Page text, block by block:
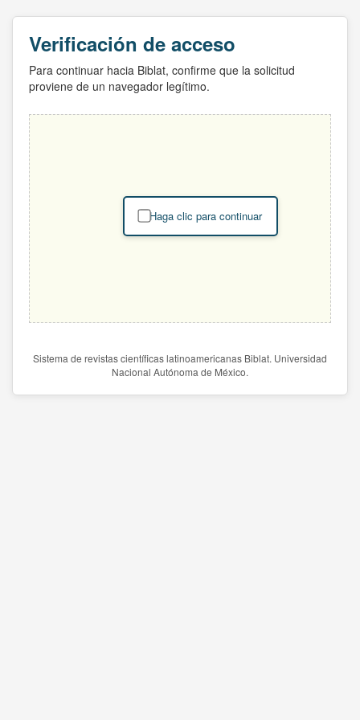
Verificación de acceso
Para continuar hacia Biblat, confirme que la solicitud
proviene de un navegador legítimo.
Haga clic para continuar
Sistema de revistas científicas latinoamericanas Biblat. Universidad
Nacional Autónoma de México.